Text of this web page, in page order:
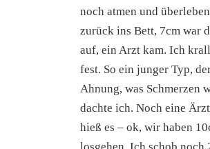
noch atmen und
zurück ins Bett, 7cm war
auf, ein Arzt kam. Ich
fest. So ein junger Typ,
Ahnung, was Schmerzen
dachte ich. Noch eine
hieß es – ok, wir haben